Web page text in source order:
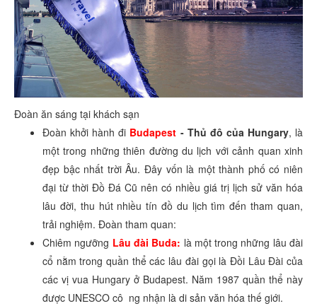
Đoàn ăn sáng tại khách sạn
Đoàn khởi hành đi Budapest - Thủ đô của Hungary, là
một trong những thiên đường du lịch với cảnh quan xinh
đẹp bậc nhất trời Âu. Đây vốn là một thành phố có niên
đại từ thời Đồ Đá Cũ nên có nhiều giá trị lịch sử văn hóa
lâu đời, thu hút nhiều tín đồ du lịch tìm đến tham quan,
trải nghiệm. Đoàn tham quan:
Chiêm ngưỡng Lâu đài Buda: là một trong những lâu đài
cổ nằm trong quần thể các lâu đài gọi là Đồi Lâu Đài của
các vị vua Hungary ở Budapest. Năm 1987 quần thể này
được UNESCO cô ng nhận là di sản văn hóa thế giới.